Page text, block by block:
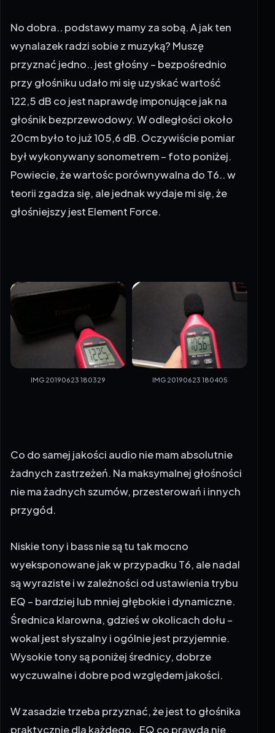
No dobra.. podstawy mamy za sobą. A jak ten
wynalazek radzi sobie z muzyką? Muszę
przyznać jedno.. jest głośny – bezpośrednio
przy głośniku udało mi się uzyskać wartość
122,5 dB co jest naprawdę imponujące jak na
głośnik bezprzewodowy. W odległości około
20cm było to już 105,6 dB. Oczywiście pomiar
był wykonywany sonometrem – foto poniżej.
Powiecie, że wartośc porównywalna do T6.. w
teorii zgadza się, ale jednak wydaje mi się, że
głośniejszy jest Element Force.
IMG 20190623 180329 IMG 20190623 180405
Co do samej jakości audio nie mam absolutnie
żadnych zastrzeżeń. Na maksymalnej głośności
nie ma żadnych szumów, przesterowań i innych
przygód.
Niskie tony i bass nie są tu tak mocno
wyeksponowane jak w przypadku T6, ale nadal
są wyraziste i w zależności od ustawienia trybu
EQ – bardziej lub mniej głębokie i dynamiczne.
Średnica klarowna, gdzieś w okolicach dołu –
wokal jest słyszalny i ogólnie jest przyjemnie.
Wysokie tony są poniżej średnicy, dobrze
wyczuwalne i dobre pod względem jakości.
W zasadzie trzeba przyznać, że jest to głośnika
praktycznie dla każdego.. EQ co prawda nie